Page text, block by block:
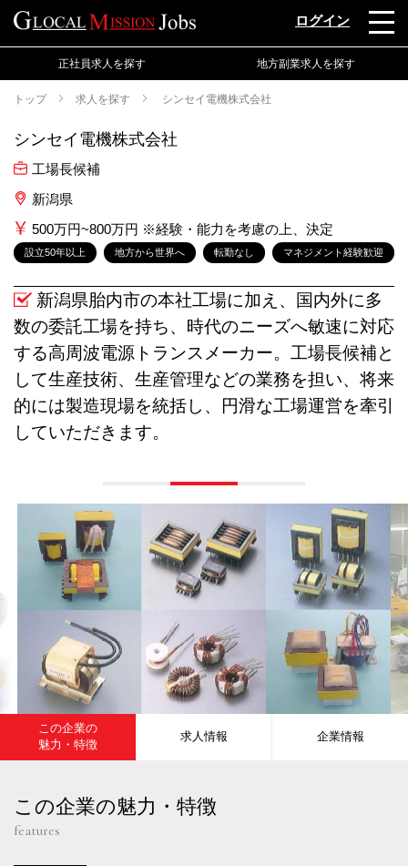
ログイン
正社員求人を探す 地方副業求人を探す
トップ 求人を探す シンセイ電機株式会社
シンセイ電機株式会社
工場長候補
新潟県
500万円~800万円 ※経験・能力を考慮の上、決定
設立50年以上 地方から世界へ 転勤なし マネジメント経験歓迎
新潟県胎内市の本社工場に加え、国内外に多
数の委託工場を持ち、時代のニーズへ敏速に対応
する高周波電源トランスメーカー。工場長候補と
して生産技術、生産管理などの業務を担い、将来
的には製造現場を統括し、円滑な工場運営を牽引
していただきます。
この企業の
魅力・特徴
求人情報 企業情報
この企業の魅力・特徴
features